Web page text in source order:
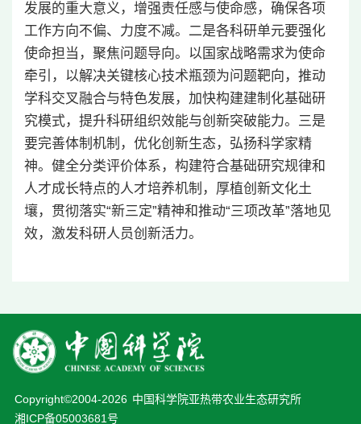
发展的重大意义，增强责任感与使命感，确保各项
工作方向不偏、力度不减。二是各科研单元要强化
使命担当，聚焦问题导向。以国家战略需求为使命
牵引，以解决关键核心技术瓶颈为问题靶向，推动
学科交叉融合与特色发展，加快构建建制化基础研
究模式，提升科研组织效能与创新突破能力。三是
要完善体制机制，优化创新生态，弘扬科学家精
神。健全分类评价体系，构建符合基础研究规律和
人才成长特点的人才培养机制，厚植创新文化土
壤，贯彻落实“新三定”精神和推动“三项改革”落地见
效，激发科研人员创新活力。
Copyright©2004-2026 中国科学院亚热带农业生态研究所
湘ICP备05003681号